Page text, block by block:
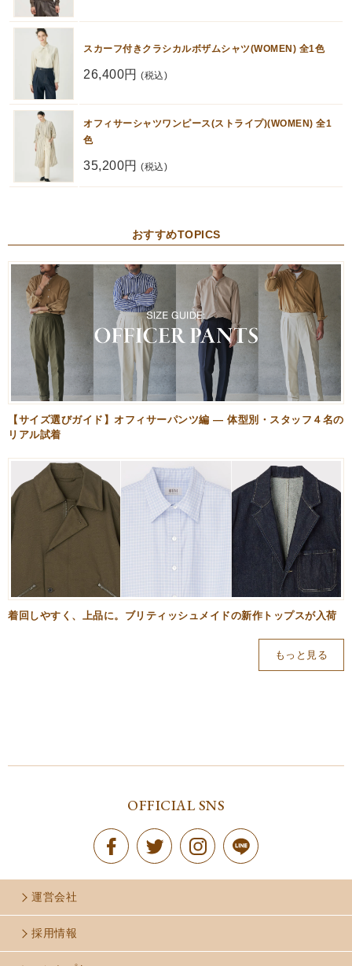
スカーフ付きクラシカルボザムシャツ(WOMEN) 全1色
26,400円 (税込)
オフィサーシャツワンピース(ストライプ)(WOMEN) 全1
色
35,200円 (税込)
おすすめTOPICS
【サイズ選びガイド】オフィサーパンツ編 — 体型別・スタッフ４名の
リアル試着
着回しやすく、上品に。ブリティッシュメイドの新作トップスが入荷
もっと見る
OFFICIAL SNS
運営会社
採用情報